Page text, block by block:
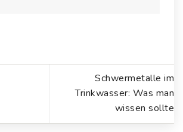
Schwermetalle im
Trinkwasser: Was man
wissen sollte